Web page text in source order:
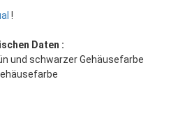
!
Daten :
und schwarzer Gehäusefarbe